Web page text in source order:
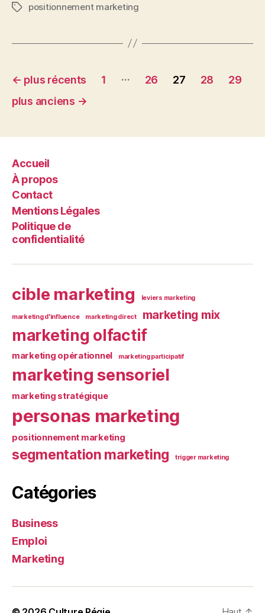
Étiquettes
positionnement marketing
Pagination
des
← plus récents 1 … 26 27 28
29
plus anciens →
Accueil
À propos
Contact
Mentions Légales
Politique de
confidentialité
cible marketing leviers marketing
marketing d'influence marketing direct marketing mix
marketing olfactif
marketing opérationnel marketing participatif
marketing sensoriel
marketing stratégique
personas marketing
positionnement marketing
segmentation marketing trigger marketing
Catégories
Business
Emploi
Marketing